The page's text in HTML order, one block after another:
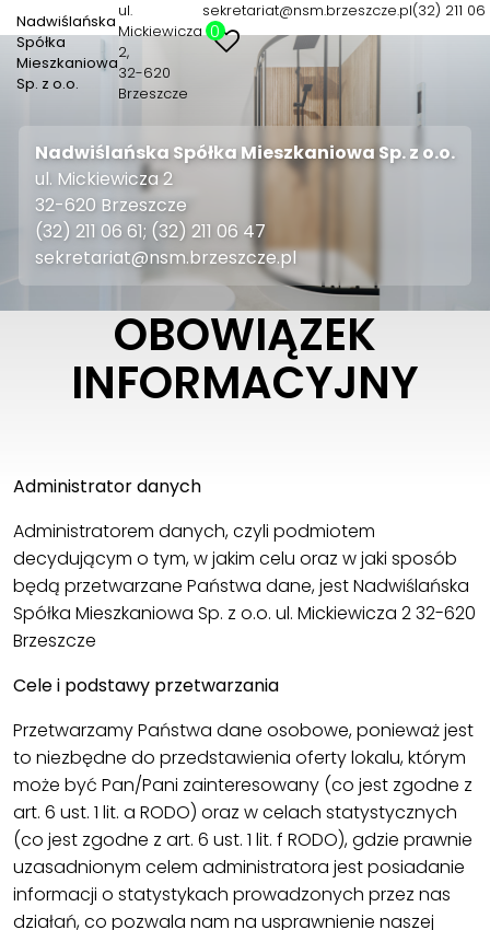
Nadwiślańska
Spółka
Mieszkaniowa
Sp. z o.o.
ul.
Mickiewicza
2
32-620
Brzeszcze
sekretariat@nsm.brzeszcze.pl(32) 211
0
Nadwiślańska Spółka Mieszkaniowa Sp. z o.o.
ul. Mickiewicza 2
32-620 Brzeszcze
(32) 211 06 61; (32) 211 06 47
sekretariat@nsm.brzeszcze.pl
OBOWIĄZEK
INFORMACYJNY
Administrator danych
Administratorem danych, czyli podmiotem
decydującym o tym, w jakim celu oraz w jaki sposób
będą przetwarzane Państwa dane, jest Nadwiślańska
Spółka Mieszkaniowa Sp. z o.o. ul. Mickiewicza 2 32-620
Brzeszcze
Cele i podstawy przetwarzania
Przetwarzamy Państwa dane osobowe, ponieważ jest
to niezbędne do przedstawienia oferty lokalu, którym
może być Pan/Pani zainteresowany (co jest zgodne z
art. 6 ust. 1 lit. a RODO) oraz w celach statystycznych
(co jest zgodne z art. 6 ust. 1 lit. f RODO), gdzie prawnie
uzasadnionym celem administratora jest posiadanie
informacji o statystykach prowadzonych przez nas
działań, co pozwala nam na usprawnienie naszej